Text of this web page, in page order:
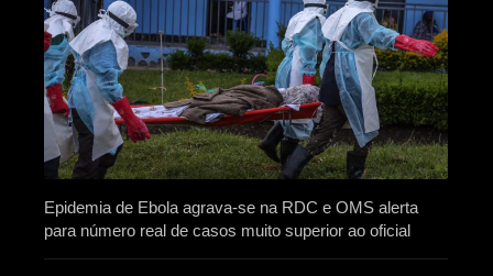
Epidemia de Ebola agrava-se na RDC e OMS alerta
para número real de casos muito superior ao oficial